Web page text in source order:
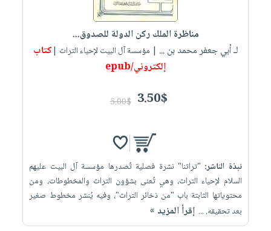
مناظرة الملك ركن الدولة للصدوق...
لـ أبي جعفر محمد بن ... | مؤسسة آل البيت لإحياء التراث |كتاب
إلكتروني/epub
3.50$
5.00$
نبذة الناشر: "تراثنا" نشرة فصلية تُصدرها مؤسسة آل البيت عليهم
السلام لإحياء التراث، وهي تُعنى بشؤون التراث والمخطوطات، ومن
محتوياتها الثابتة باب "من ذخائر التراث"، وفيه يُنشر مخطوط صغير
بعد تحقيقه. ... إقرأ المزيد »